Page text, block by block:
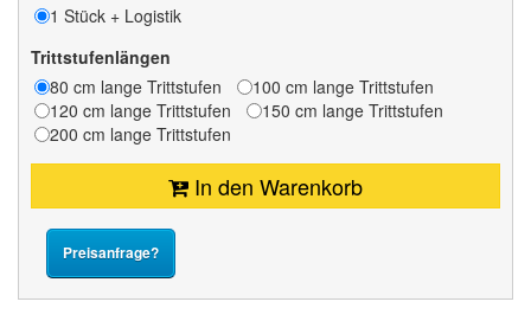
1 Stück + Logistik
Trittstufenlängen
80 cm lange Trittstufen
100 cm lange Trittstufen
120 cm lange Trittstufen
150 cm lange Trittstufen
200 cm lange Trittstufen
In den Warenkorb
Preisanfrage?